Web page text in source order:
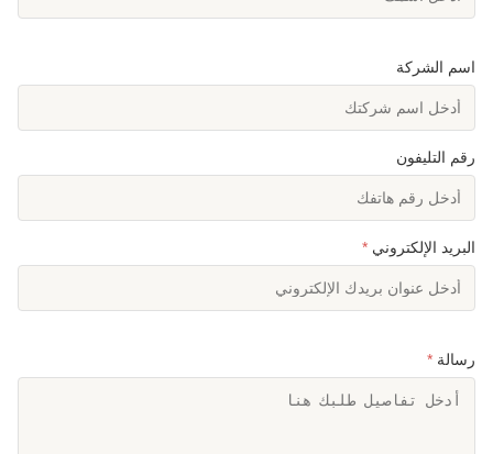
اسم الشركة
رقم التليفون
البريد الإلكتروني *
رسالة *